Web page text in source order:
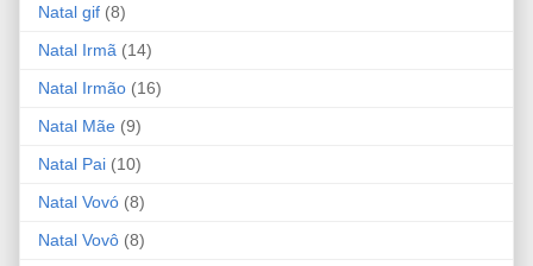
Natal gif (8)
Natal Irmã (14)
Natal Irmão (16)
Natal Mãe (9)
Natal Pai (10)
Natal Vovó (8)
Natal Vovô (8)